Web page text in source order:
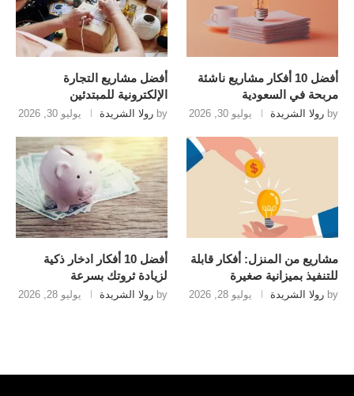
أفضل 10 أفكار مشاريع ناشئة
مربحة في السعودية
by رولا الشريدة يوليو 30, 2026
أفضل مشاريع التجارة
الإلكترونية للمبتدئين
by رولا الشريدة يوليو 30, 2026
مشاريع من المنزل: أفكار قابلة
للتنفيذ بميزانية صغيرة
by رولا الشريدة يوليو 28, 2026
أفضل 10 أفكار ادخار ذكية
لزيادة ثروتك بسرعة
by رولا الشريدة يوليو 28, 2026